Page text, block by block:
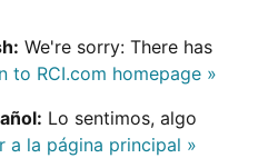
We're sorry: There has
to RCI.com homepage »
Lo sentimos, algo
a la página principal »